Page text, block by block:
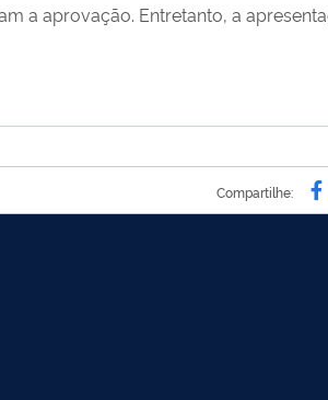
a aprovação. Entretanto, a
Compartilhe: